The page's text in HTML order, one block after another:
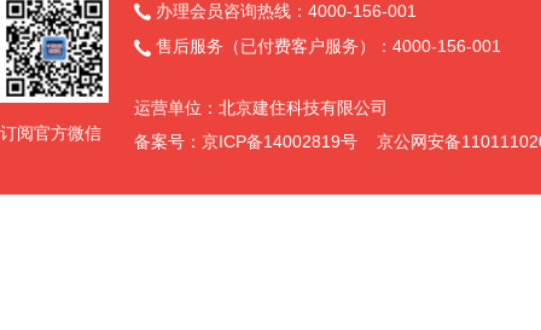
订阅官方微信
 办理会员咨询热线：4000-156-001
 售后服务（已付费客户服务）：4000-156-001
运营单位：北京建住科技有限公司
备案号：京ICP备14002819号 京公网安备